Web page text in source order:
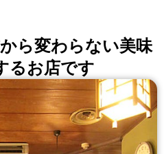
ら変わらない美味
るお店です